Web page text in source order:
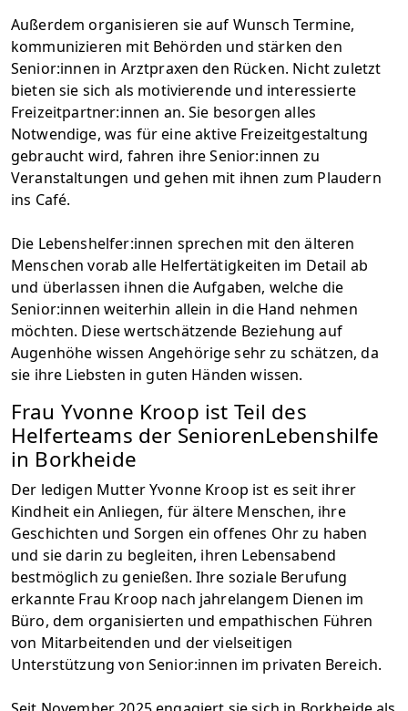
Außerdem organisieren sie auf Wunsch Termine,
kommunizieren mit Behörden und stärken den
Senior:innen in Arztpraxen den Rücken. Nicht zuletzt
bieten sie sich als motivierende und interessierte
Freizeitpartner:innen an. Sie besorgen alles
Notwendige, was für eine aktive Freizeitgestaltung
gebraucht wird, fahren ihre Senior:innen zu
Veranstaltungen und gehen mit ihnen zum Plaudern
ins Café.
Die Lebenshelfer:innen sprechen mit den älteren
Menschen vorab alle Helfertätigkeiten im Detail ab
und überlassen ihnen die Aufgaben, welche die
Senior:innen weiterhin allein in die Hand nehmen
möchten. Diese wertschätzende Beziehung auf
Augenhöhe wissen Angehörige sehr zu schätzen, da
sie ihre Liebsten in guten Händen wissen.
Frau Yvonne Kroop ist Teil des
Helferteams der SeniorenLebenshilfe
in Borkheide
Der ledigen Mutter Yvonne Kroop ist es seit ihrer
Kindheit ein Anliegen, für ältere Menschen, ihre
Geschichten und Sorgen ein offenes Ohr zu haben
und sie darin zu begleiten, ihren Lebensabend
bestmöglich zu genießen. Ihre soziale Berufung
erkannte Frau Kroop nach jahrelangem Dienen im
Büro, dem organisierten und empathischen Führen
von Mitarbeitenden und der vielseitigen
Unterstützung von Senior:innen im privaten Bereich.